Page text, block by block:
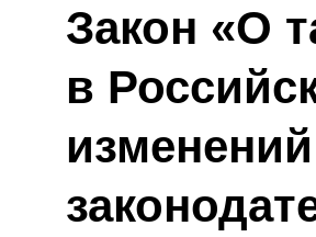
Закон «О
в